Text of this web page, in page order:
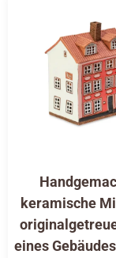
keramische
eines